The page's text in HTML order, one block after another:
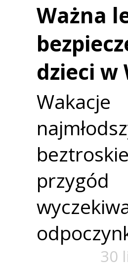
Ważna
dzieci w
30